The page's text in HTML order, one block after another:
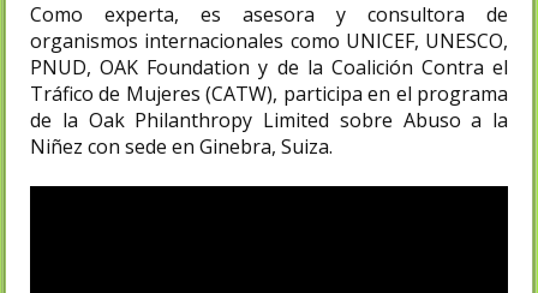
Como experta, es asesora y consultora de
organismos internacionales como UNICEF, UNESCO,
PNUD, OAK Foundation y de la Coalición Contra el
Tráfico de Mujeres (CATW), participa en el programa
de la Oak Philanthropy Limited sobre Abuso a la
Niñez con sede en Ginebra, Suiza.